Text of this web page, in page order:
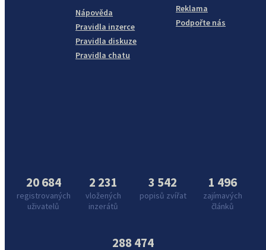
Nápověda
Pravidla inzerce
Pravidla diskuze
Pravidla chatu
Reklama
Podpořte nás
20 684
registrovaných
uživatelů
2 231
vložených
inzerátů
3 542
popisů zvířat
1 496
zajímavých
článků
288 474